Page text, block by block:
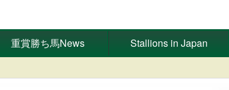
重賞勝ち馬News Stallions in Japan